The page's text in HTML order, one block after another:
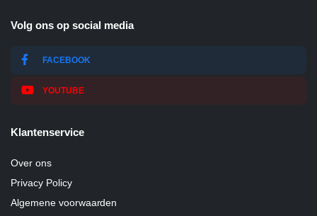
Volg ons op social media
FACEBOOK
YOUTUBE
Klantenservice
Over ons
Privacy Policy
Algemene voorwaarden